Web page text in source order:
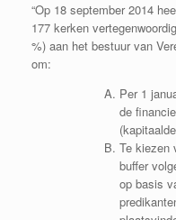
“Op 18 september 2014
177 kerken
%) aan het bestuur van
om:
Per 1
de
Te kiezen
buffer
op basis